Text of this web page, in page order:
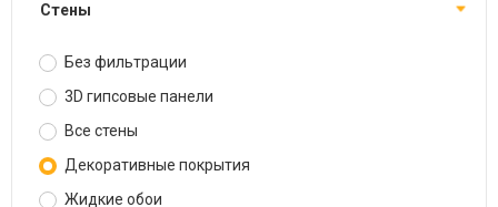
Стены
Без фильтрации
3D гипсовые панели
Все стены
Декоративные покрытия
Жидкие обои